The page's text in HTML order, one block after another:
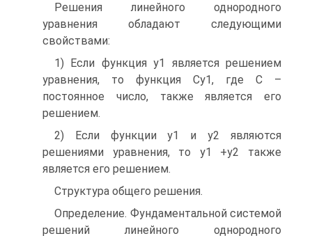
Решения линейного однородного
уравнения обладают следующими
свойствами:
1) Если функция у1 является решением
уравнения, то функция Су1, где С –
постоянное число, также является его
решением.
2) Если функции у1 и у2 являются
решениями уравнения, то у1 +у2 также
является его решением.
Структура общего решения.
Определение. Фундаментальной системой
решений линейного однородного